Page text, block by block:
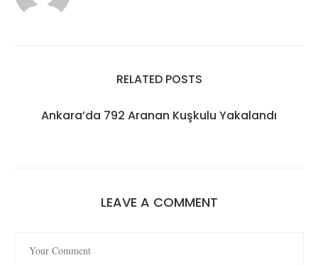
RELATED POSTS
Ankara’da 792 Aranan Kuşkulu Yakalandı
LEAVE A COMMENT